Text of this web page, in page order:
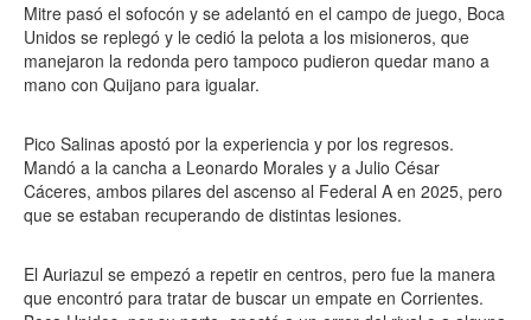
Mitre pasó el sofocón y se adelantó en el campo de juego, Boca
Unidos se replegó y le cedió la pelota a los misioneros, que
manejaron la redonda pero tampoco pudieron quedar mano a
mano con Quijano para igualar.
Pico Salinas apostó por la experiencia y por los regresos.
Mandó a la cancha a Leonardo Morales y a Julio César
Cáceres, ambos pilares del ascenso al Federal A en 2025, pero
que se estaban recuperando de distintas lesiones.
El Auriazul se empezó a repetir en centros, pero fue la manera
que encontró para tratar de buscar un empate en Corrientes.